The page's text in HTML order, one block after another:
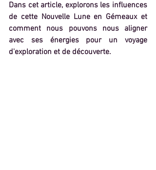
Dans cet article, explorons les influences
de cette Nouvelle Lune en Gémeaux et
comment nous pouvons nous aligner
avec ses énergies pour un voyage
d'exploration et de découverte.